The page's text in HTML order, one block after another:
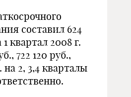
составил 624
1 квартал 2008 г.
722 120 руб.,
на 2, 3,4 кварталы